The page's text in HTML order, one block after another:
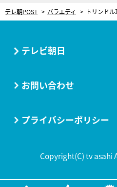
テレ朝POST バラエティ
テレビ朝日
お問い合わせ
プライバシーポリシー
Copyright(C) tv asahi